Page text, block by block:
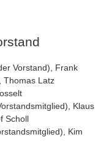
Vorstand), Frank
Thomas Latz
Klaus
Scholl
Kim